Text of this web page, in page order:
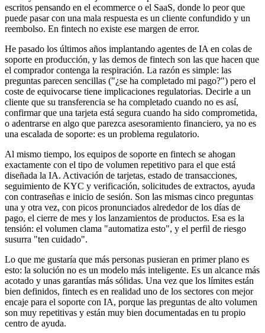
escritos pensando en el ecommerce o el SaaS, donde lo peor que
puede pasar con una mala respuesta es un cliente confundido y un
reembolso. En fintech no existe ese margen de error.
He pasado los últimos años implantando agentes de IA en colas de
soporte en producción, y las demos de fintech son las que hacen que
el comprador contenga la respiración. La razón es simple: las
preguntas parecen sencillas ("¿se ha completado mi pago?") pero el
coste de equivocarse tiene implicaciones regulatorias. Decirle a un
cliente que su transferencia se ha completado cuando no es así,
confirmar que una tarjeta está segura cuando ha sido comprometida,
o adentrarse en algo que parezca asesoramiento financiero, ya no es
una escalada de soporte: es un problema regulatorio.
Al mismo tiempo, los equipos de soporte en fintech se ahogan
exactamente con el tipo de volumen repetitivo para el que está
diseñada la IA. Activación de tarjetas, estado de transacciones,
seguimiento de KYC y verificación, solicitudes de extractos, ayuda
con contraseñas e inicio de sesión. Son las mismas cinco preguntas
una y otra vez, con picos pronunciados alrededor de los días de
pago, el cierre de mes y los lanzamientos de productos. Esa es la
tensión: el volumen clama "automatiza esto", y el perfil de riesgo
susurra "ten cuidado".
Lo que me gustaría que más personas pusieran en primer plano es
esto: la solución no es un modelo más inteligente. Es un alcance más
acotado y unas garantías más sólidas. Una vez que los límites están
bien definidos, fintech es en realidad uno de los sectores con mejor
encaje para el soporte con IA, porque las preguntas de alto volumen
son muy repetitivas y están muy bien documentadas en tu propio
centro de ayuda.